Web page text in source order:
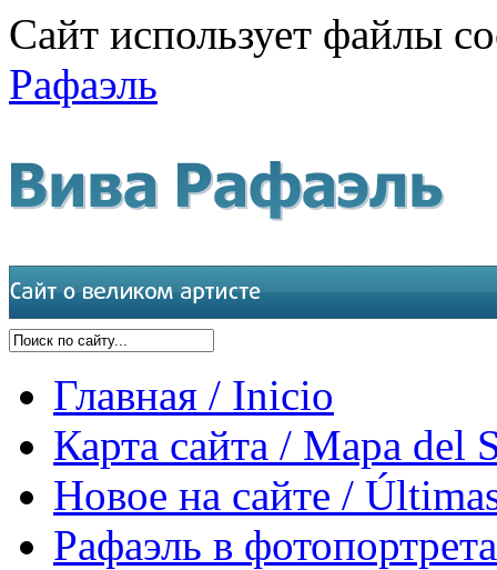
Сайт использует файлы
Рафаэль
Главная / Inicio
Карта сайта / Mapa del
Новое на сайте /
Рафаэль в